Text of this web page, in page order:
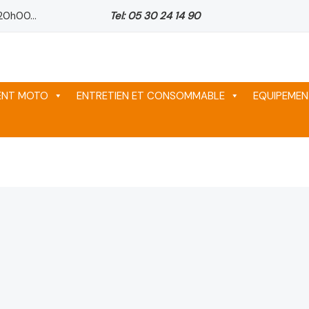
Tel: 05 30 24 14 90
MOTO ENTRETIEN ET CONSOMMABLE
1,288 د.م..963 د.م..990 د.م..